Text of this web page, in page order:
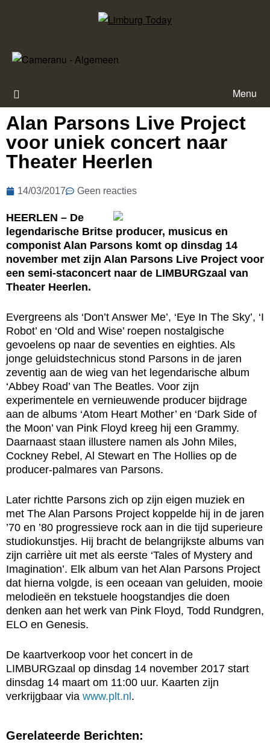
Menu
Alan Parsons Live Project
voor uniek concert naar
Theater Heerlen
14/03/2017 Geen reacties
HEERLEN – De
legendarische Britse producer, musicus en
componist Alan Parsons komt op dinsdag 14
november met zijn Alan Parsons Live Project voor
een semi-staconcert naar de LIMBURGzaal van
Theater Heerlen.
Evergreens als ‘Don’t Answer Me’, ‘Eye In The Sky’, ‘I
Robot’ en ‘Old and Wise’ roepen nostalgische
gevoelens op naar de seventies en eighties. Als
jonge geluidstechnicus stond Parsons in de jaren
zeventig aan de wieg van het legendarische album
‘Abbey Road’ van The Beatles. Voor zijn
experimentele en vernieuwende producer bijdrage
aan de albums ‘Atom Heart Mother’ en ‘Dark Side of
the Moon’ van Pink Floyd kreeg hij een Grammy.
Daarnaast staan illustere namen als John Miles,
Cockney Rebel, Al Stewart en The Hollies op de
producer-palmares van Parsons.
Later richtte Parsons zich op zijn eigen muziek en
met The Alan Parsons Project koppelde hij in de jaren
’70 en ’80 progressieve rock aan in die tijd superieure
studiokunstjes. Hij bracht de belangrijkste albums van
zijn carrière uit met als eerste ‘Tales of Mystery and
Imagination’. Elk album van het Alan Parsons Project
dat hierna volgde, is een oceaan van geluiden, mooie
melodieën en tekstuele hoogstandjes die doen
denken aan het werk van Pink Floyd, Todd Rundgren,
ELO en Genesis.
De kaartverkoop voor het concert in de
LIMBURGzaal op dinsdag 14 november 2017 start
dinsdag 14 maart om 11:00 uur. Kaarten zijn
verkrijgbaar via www.plt.nl .
Gerelateerde Berichten: